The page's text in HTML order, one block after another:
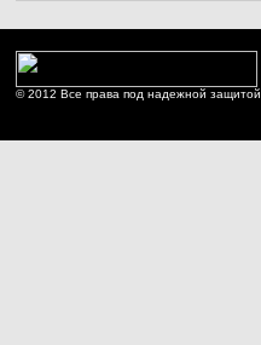
© 2012 Все права под надежной защитой.